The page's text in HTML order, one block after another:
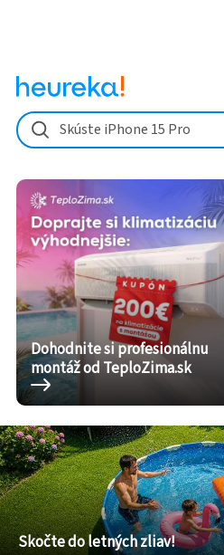
Skúste iPhone 15 Pro
Dohodnite si profesionálnu
montáž od TeploZima.sk
Skočte do letných zliav!